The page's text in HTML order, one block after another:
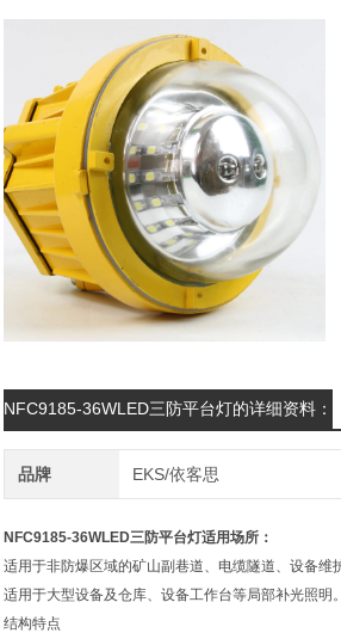
NFC9185-36WLED三防平台灯的详细资料：
品牌 EKS/依客思
NFC9185-36WLED三防平台灯适用场所：
适用于非防爆区域的矿山副巷道、电缆隧道、设备维
适用于大型设备及仓库、设备工作台等局部补光照明。
结构特点